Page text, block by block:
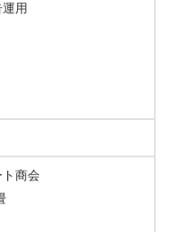
用
商会